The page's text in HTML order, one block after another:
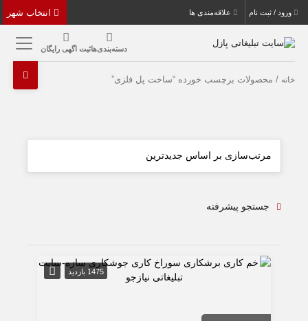
ورود / ثبت نام علاقه‌مندی ها
دسته‌بندی‌هاثبت اگهی رایگان
خانه / محصولات برچسب خورده “ساخت پل فلزی”
جستجو پیشرفته
1475 بازدید